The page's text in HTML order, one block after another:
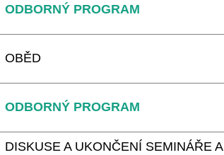
ODBORNÝ PROGRAM
OBĚD
ODBORNÝ PROGRAM
DISKUSE A UKONČENÍ SEMINÁŘE A